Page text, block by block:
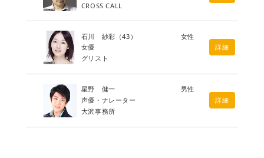
CROSS CALL
石川 紗彩 （43）
女性
女優
グリスト
詳細
星野 健一
男性
声優・ナレーター
大沢事務所
詳細